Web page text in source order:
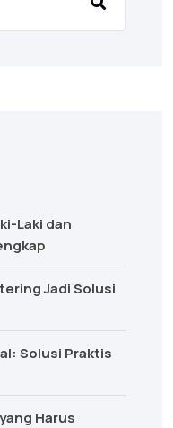
Laki dan
Jadi Solusi
Solusi Praktis
Harus